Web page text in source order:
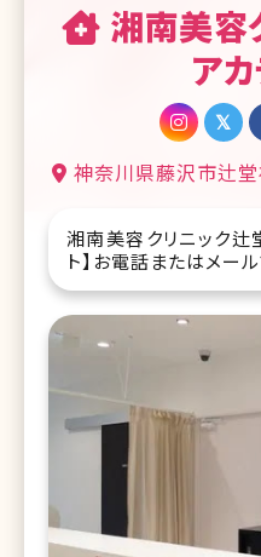
湘南美容
ア
神奈川県藤沢市辻
湘南美容クリニック辻
ト】お電話またはメー